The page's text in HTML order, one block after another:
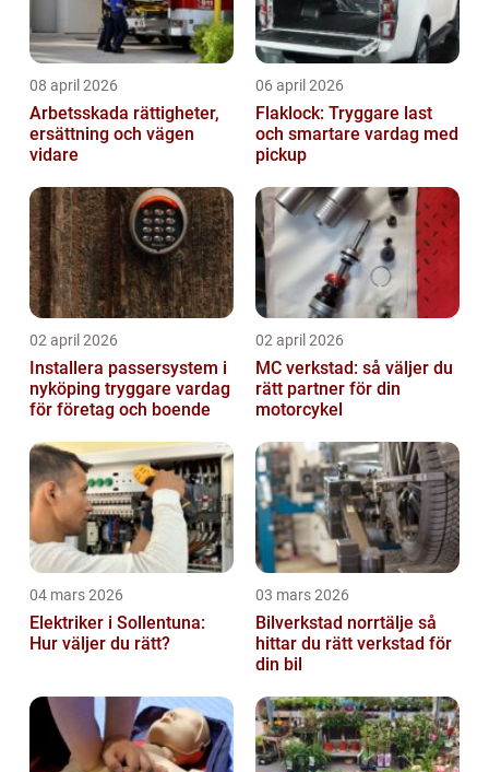
08 april 2026
Arbetsskada rättigheter,
ersättning och vägen
vidare
06 april 2026
Flaklock: Tryggare last
och smartare vardag med
pickup
02 april 2026
Installera passersystem i
nyköping tryggare vardag
för företag och boende
02 april 2026
MC verkstad: så väljer du
rätt partner för din
motorcykel
04 mars 2026
Elektriker i Sollentuna:
Hur väljer du rätt?
03 mars 2026
Bilverkstad norrtälje så
hittar du rätt verkstad för
din bil